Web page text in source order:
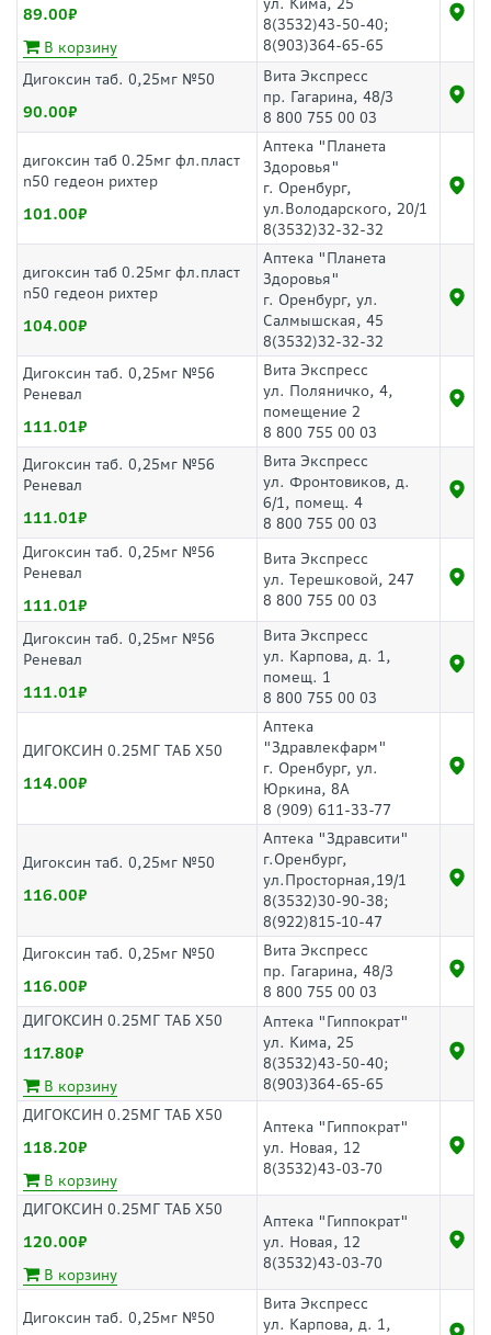
89.00
В корзину
ул. Кима, 25
8(3532)43-50-40;
8(903)364-65-65
Дигоксин таб. 0,25мг №50
90.00
Вита Экспресс
пр. Гагарина, 48/3
8 800 755 00 03
дигоксин таб 0.25мг фл.пласт
n50 гедеон рихтер
101.00
Аптека "Планета
Здоровья"
г. Оренбург,
ул.Володарского, 20/1
8(3532)32-32-32
дигоксин таб 0.25мг фл.пласт
n50 гедеон рихтер
104.00
Аптека "Планета
Здоровья"
г. Оренбург, ул.
Салмышская, 45
8(3532)32-32-32
Дигоксин таб. 0,25мг №56
Реневал
111.01
Вита Экспресс
ул. Поляничко, 4,
помещение 2
8 800 755 00 03
Дигоксин таб. 0,25мг №56
Реневал
111.01
Вита Экспресс
ул. Фронтовиков, д.
6/1, помещ. 4
8 800 755 00 03
Дигоксин таб. 0,25мг №56
Реневал
111.01
Вита Экспресс
ул. Терешковой, 247
8 800 755 00 03
Дигоксин таб. 0,25мг №56
Реневал
111.01
Вита Экспресс
ул. Карпова, д. 1,
помещ. 1
8 800 755 00 03
ДИГОКСИН 0.25МГ ТАБ Х50
114.00
Аптека
"Здравлекфарм"
г. Оренбург, ул.
Юркина, 8А
8 (909) 611-33-77
Дигоксин таб. 0,25мг №50
116.00
Аптека "Здравсити"
г.Оренбург,
ул.Просторная,19/1
8(3532)30-90-38;
8(922)815-10-47
Дигоксин таб. 0,25мг №50
116.00
Вита Экспресс
пр. Гагарина, 48/3
8 800 755 00 03
ДИГОКСИН 0.25МГ ТАБ Х50
117.80
В корзину
Аптека "Гиппократ"
ул. Кима, 25
8(3532)43-50-40;
8(903)364-65-65
ДИГОКСИН 0.25МГ ТАБ Х50
118.20
В корзину
Аптека "Гиппократ"
ул. Новая, 12
8(3532)43-03-70
ДИГОКСИН 0.25МГ ТАБ Х50
120.00
В корзину
Аптека "Гиппократ"
ул. Новая, 12
8(3532)43-03-70
Дигоксин таб. 0,25мг №50
Вита Экспресс
ул. Карпова, д. 1,